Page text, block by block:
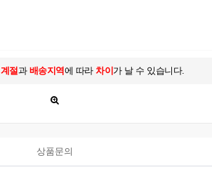
계절과 배송지역에 따라 차이 가 날 수 있습니다.
상품문의